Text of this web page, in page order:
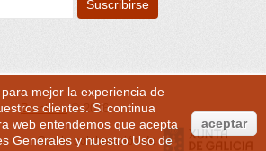
mejor la experiencia de
clientes. Si continua
web entendemos que acepta
Generalesy nuestro Uso de
aceptar
Brontess© 2016
Con la colaboración de